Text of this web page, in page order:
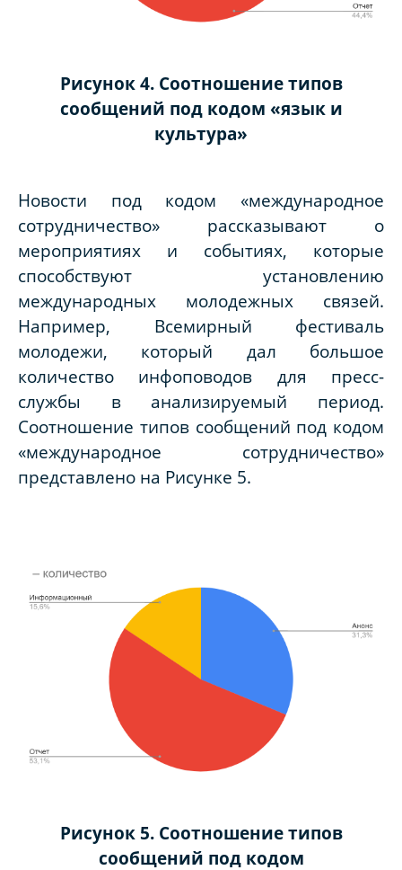
Рисунок 4. Соотношение типов
сообщений под кодом «язык и
культура»
Новости под кодом «международное
сотрудничество» рассказывают о
мероприятиях и событиях, которые
способствуют установлению
международных молодежных связей.
Например, Всемирный фестиваль
молодежи, который дал большое
количество инфоповодов для пресс-
службы в анализируемый период.
Соотношение типов сообщений под кодом
«международное сотрудничество»
представлено на Рисунке 5.
Рисунок 5. Соотношение типов
сообщений под кодом